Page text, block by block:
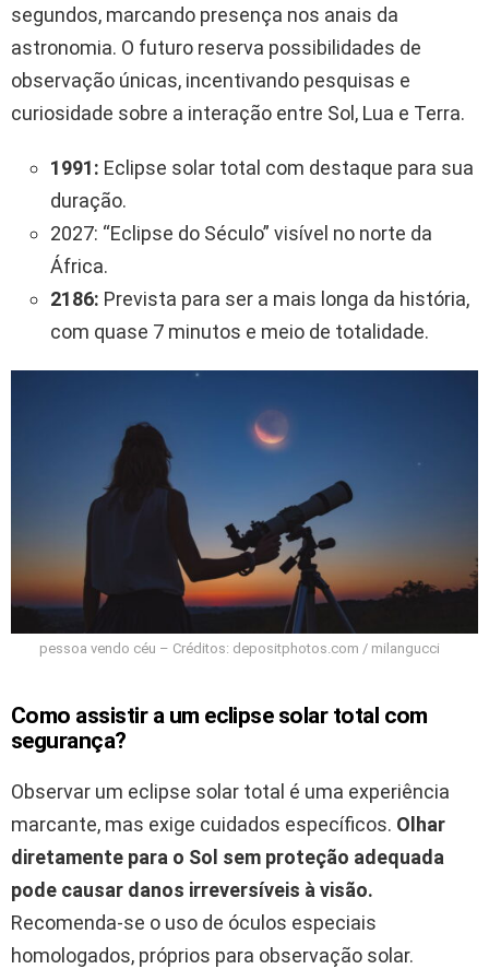
segundos, marcando presença nos anais da
astronomia. O futuro reserva possibilidades de
observação únicas, incentivando pesquisas e
curiosidade sobre a interação entre Sol, Lua e Terra.
1991: Eclipse solar total com destaque para sua
duração.
2027: “Eclipse do Século” visível no norte da
África.
2186: Prevista para ser a mais longa da história,
com quase 7 minutos e meio de totalidade.
pessoa vendo céu – Créditos: depositphotos.com / milangucci
Como assistir a um eclipse solar total com
segurança?
Observar um eclipse solar total é uma experiência
marcante, mas exige cuidados específicos. Olhar
diretamente para o Sol sem proteção adequada
pode causar danos irreversíveis à visão.
Recomenda-se o uso de óculos especiais
homologados, próprios para observação solar.